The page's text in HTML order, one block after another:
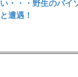
い・・・野生のバイ
と遭遇！